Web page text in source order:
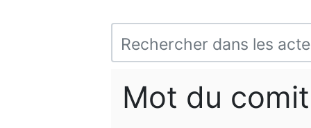
Mot du